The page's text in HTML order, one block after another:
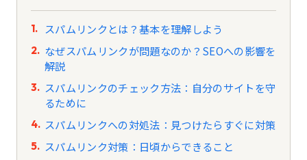
スパムリンクとは？基本を理解しよう
なぜスパムリンクが問題なのか？SEOへの影響を
解説
スパムリンクのチェック方法：自分のサイトを守
るために
スパムリンクへの対処法：見つけたらすぐに対策
スパムリンク対策：日頃からできること